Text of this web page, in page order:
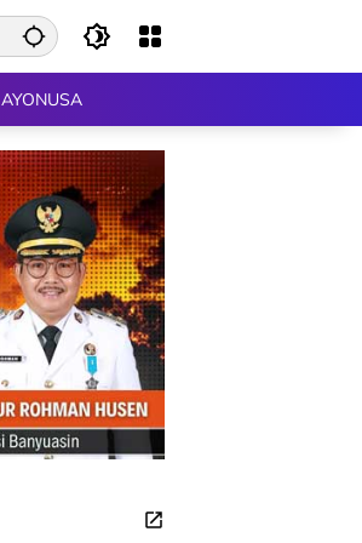
AYONUSA